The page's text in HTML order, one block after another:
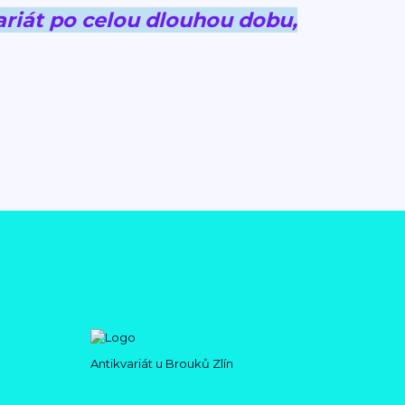
po celou dlouhou dobu,
Antikvariát u Brouků Zlín